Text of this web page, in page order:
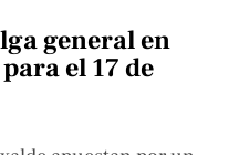
general en
el 17 de